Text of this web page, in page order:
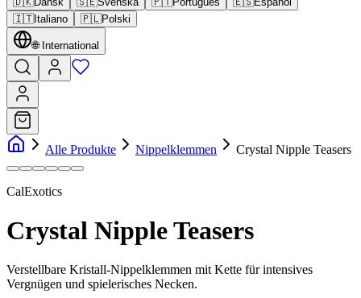
🇮🇹Italiano 🇵🇱Polski
🌐 International
Alle Produkte Nippelklemmen Crystal Nipple Teasers
CalExotics
Crystal Nipple Teasers
Verstellbare Kristall-Nippelklemmen mit Kette für intensives
Vergnügen und spielerisches Necken.